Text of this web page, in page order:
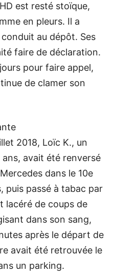
est resté stoïque,
en pleurs. Il a
au dépôt. Ses
faire de déclaration.
pour faire appel,
de clamer son
2018, Loïc K., un
avait été renversé
dans le 10e
puis passé à tabac par
lacéré de coups de
dans son sang,
après le départ de
avait été retrouvée le
un parking.